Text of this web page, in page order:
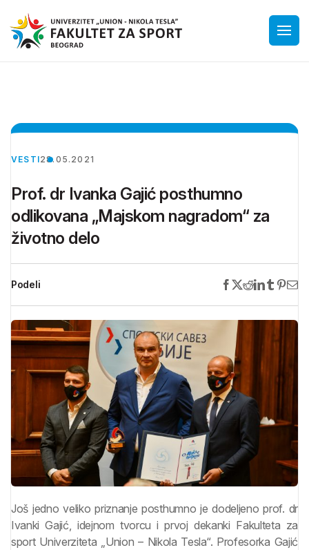
VESTI28.05.2021
Prof. dr Ivanka Gajić posthumno
odlikovana „Majskom nagradom“ za
životno delo
Podeli
Još jedno veliko priznanje posthumno je dodeljeno prof. dr
Ivanki Gajić, idejnom tvorcu i prvoj dekanki Fakulteta za
sport Univerziteta „Union – Nikola Tesla“. Profesorka Gajić